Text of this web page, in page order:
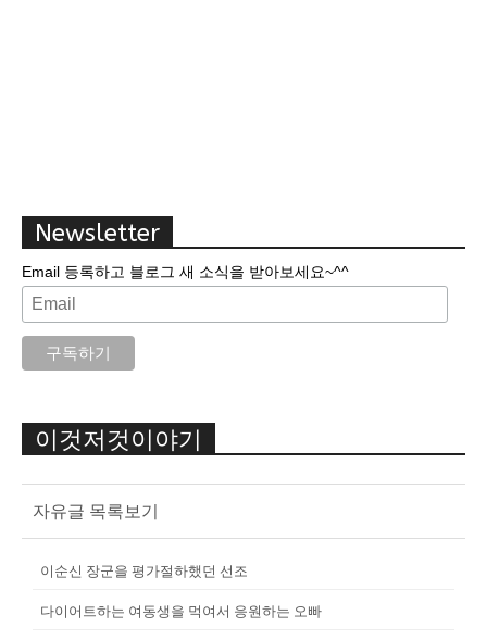
Newsletter
Email 등록하고 블로그 새 소식을 받아보세요~^^
이것저것이야기
자유글 목록보기
이순신 장군을 평가절하했던 선조
다이어트하는 여동생을 먹여서 응원하는 오빠